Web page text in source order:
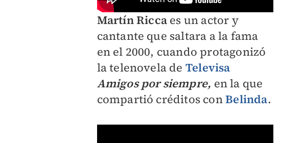
Martín Ricca es un actor y
cantante que saltara a la fama
en el 2000, cuando protagonizó
la telenovela de Televisa
Amigos por siempre, en la que
compartió créditos conBelinda.